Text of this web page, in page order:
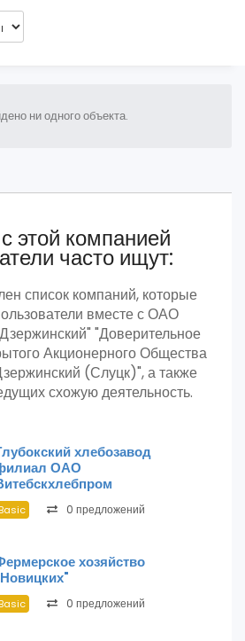
ни одного объекта.
этой компанией
часто ищут:
список компаний, которые
вместе с ОАО
"Доверительное
Акционерного Общества
(Слуцк)", а также
схожую деятельность.
хлебозавод
ОАО
Basic 0 предложений
хозяйство
Basic 0 предложений